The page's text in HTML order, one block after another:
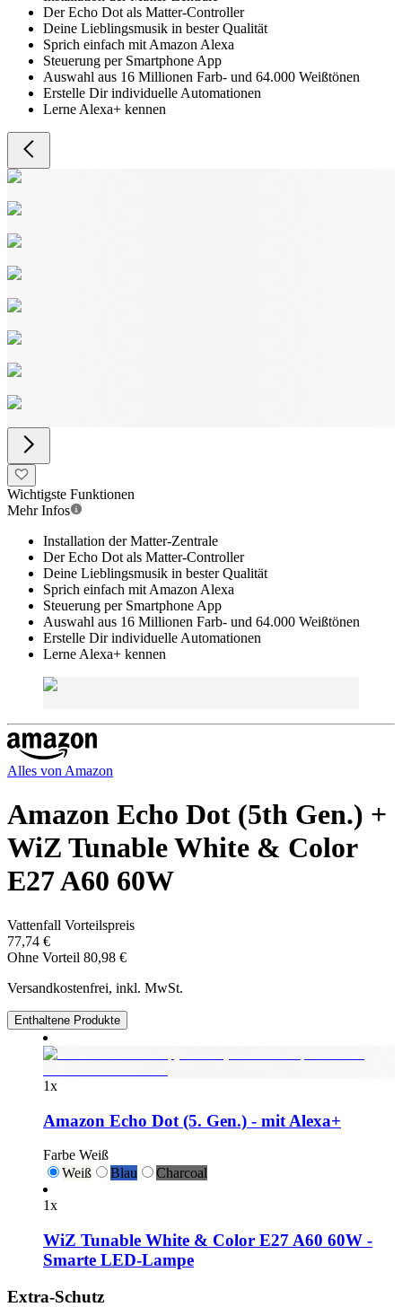
Der Echo Dot als Matter-Controller
Deine Lieblingsmusik in bester Qualität
Sprich einfach mit Amazon Alexa
Steuerung per Smartphone App
Auswahl aus 16 Millionen Farb- und 64.000 Weißtönen
Erstelle Dir individuelle Automationen
Lerne Alexa+ kennen
Wichtigste Funktionen
Mehr Infos
Installation der Matter-Zentrale
Der Echo Dot als Matter-Controller
Deine Lieblingsmusik in bester Qualität
Sprich einfach mit Amazon Alexa
Steuerung per Smartphone App
Auswahl aus 16 Millionen Farb- und 64.000 Weißtönen
Erstelle Dir individuelle Automationen
Lerne Alexa+ kennen
Alles von Amazon
Amazon Echo Dot (5th Gen.) +
WiZ Tunable White & Color
E27 A60 60W
Vattenfall Vorteilspreis
77,74 €
Ohne Vorteil 80,98 €
Versandkostenfrei, inkl. MwSt.
Enthaltene Produkte
1x
Amazon Echo Dot (5. Gen.) - mit Alexa+
Farbe Weiß
Weiß
Blau Charcoal
1x
WiZ Tunable White & Color E27 A60 60W -
Smarte LED-Lampe
Extra-Schutz